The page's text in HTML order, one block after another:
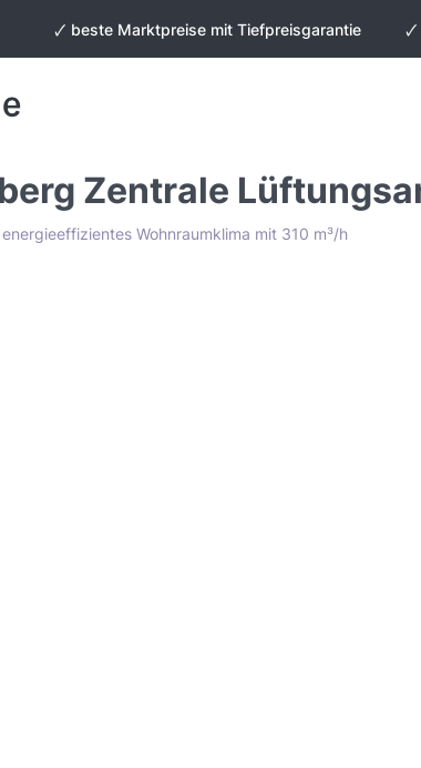
springen
🗸 beste Marktpreise mit Tiefpreisgarantie 🗸
Zentrale
Wohnraumklima mit 310 m³/h